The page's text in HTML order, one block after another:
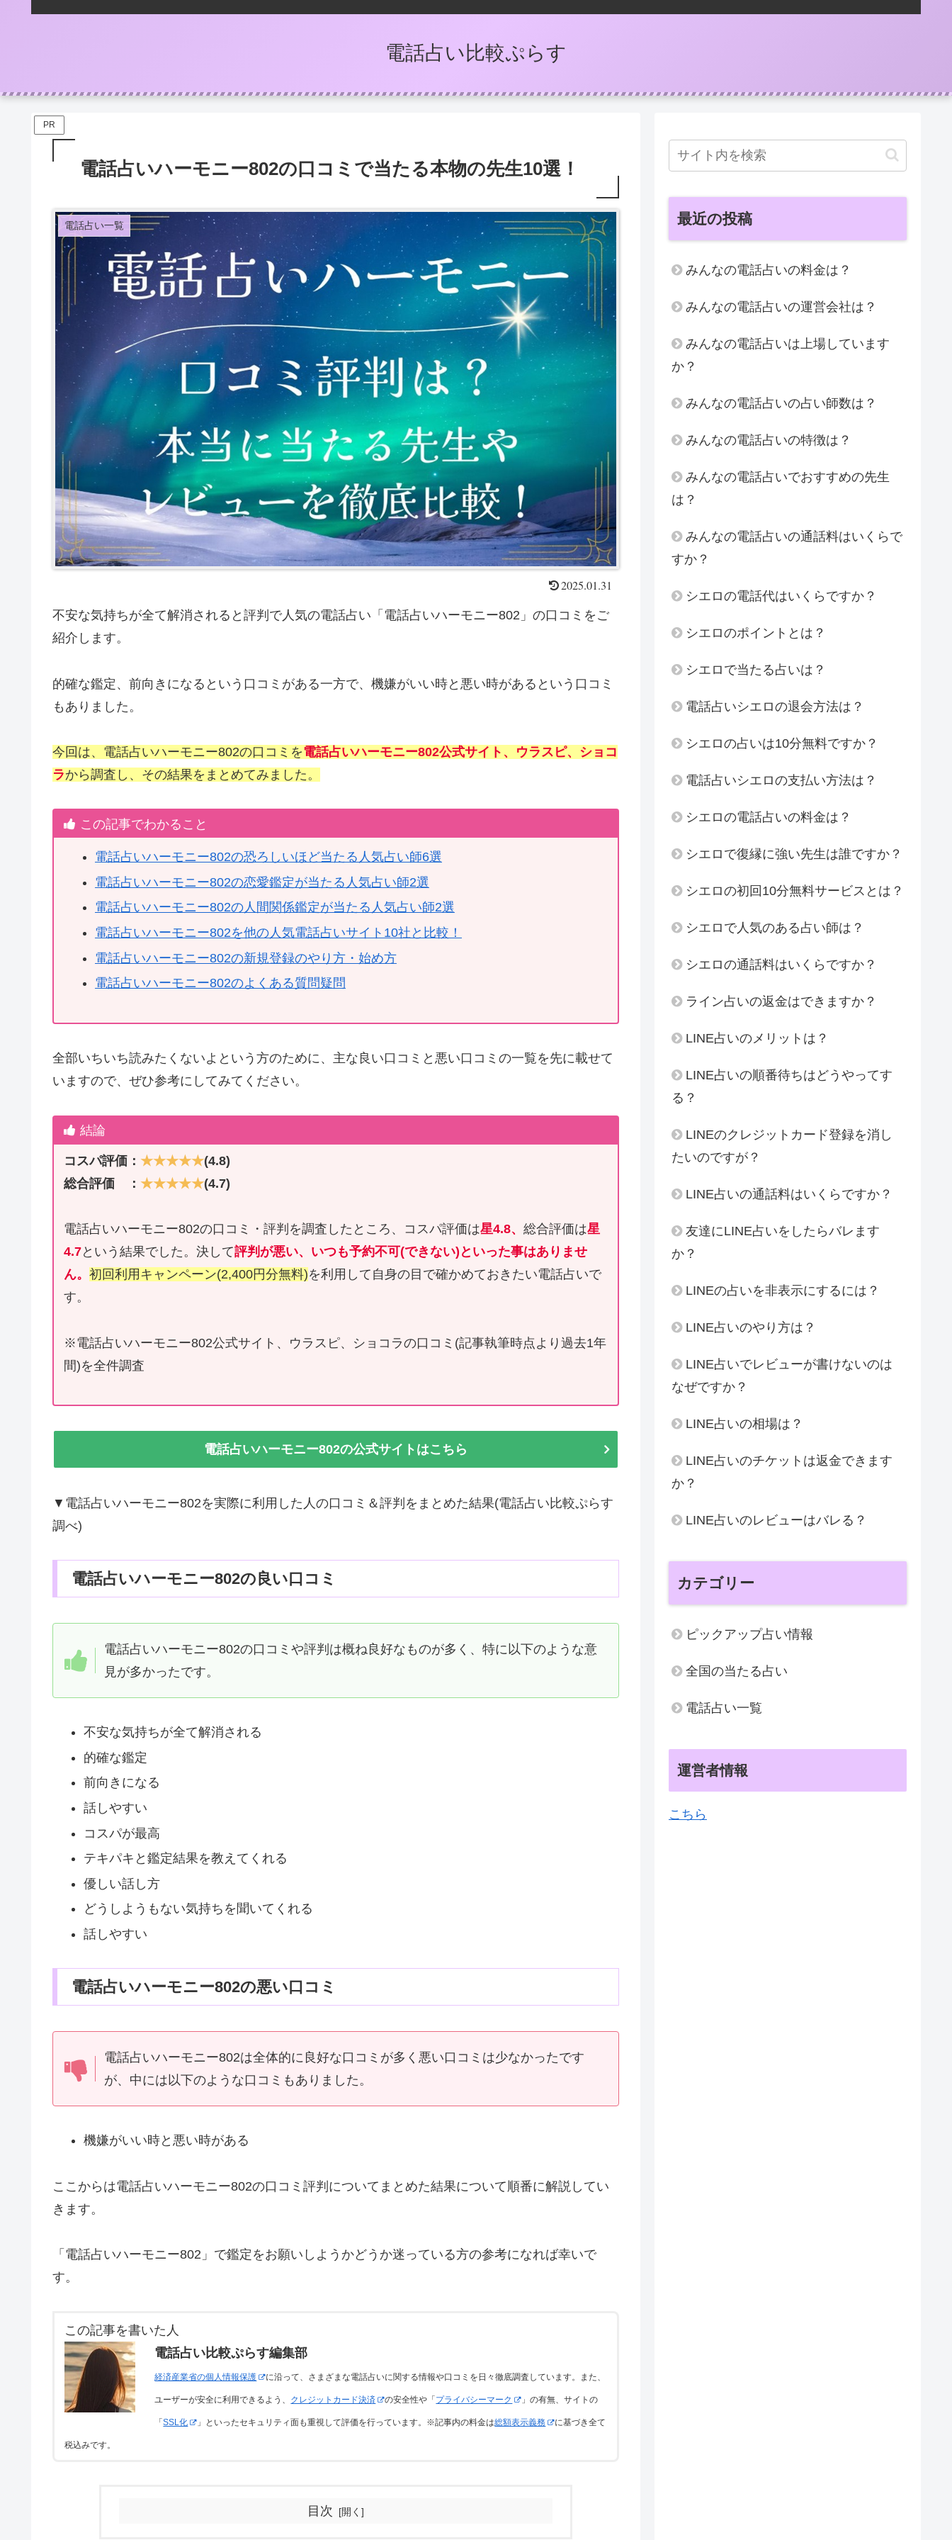
電話占い比較ぷらす
PR
電話占いハーモニー802の口コミで当たる本物の先生10選！
電話占い一覧
2025.01.31
不安な気持ちが全て解消されると評判で人気の電話占い「電話占いハーモニー802」の口コミをご
紹介します。
的確な鑑定、前向きになるという口コミがある一方で、機嫌がいい時と悪い時があるという口コミ
もありました。
今回は、電話占いハーモニー802の口コミを電話占いハーモニー802公式サイト、ウラスピ、ショコ
ラから調査し、その結果をまとめてみました。
この記事でわかること
電話占いハーモニー802の恐ろしいほど当たる人気占い師6選
電話占いハーモニー802の恋愛鑑定が当たる人気占い師2選
電話占いハーモニー802の人間関係鑑定が当たる人気占い師2選
電話占いハーモニー802を他の人気電話占いサイト10社と比較！
電話占いハーモニー802の新規登録のやり方・始め方
電話占いハーモニー802のよくある質問疑問
全部いちいち読みたくないよという方のために、主な良い口コミと悪い口コミの一覧を先に載せて
いますので、ぜひ参考にしてみてください。
結論
コスパ評価：★★★★★(4.8)
総合評価 ：★★★★★(4.7)
電話占いハーモニー802の口コミ・評判を調査したところ、コスパ評価は星4.8、総合評価は星
4.7という結果でした。決して評判が悪い、いつも予約不可(できない)といった事はありませ
ん。初回利用キャンペーン(2,400円分無料)を利用して自身の目で確かめておきたい電話占いで
す。
※電話占いハーモニー802公式サイト、ウラスピ、ショコラの口コミ(記事執筆時点より過去1年
間)を全件調査
電話占いハーモニー802の公式サイトはこちら
▼電話占いハーモニー802を実際に利用した人の口コミ＆評判をまとめた結果(電話占い比較ぷらす
調べ)
電話占いハーモニー802の良い口コミ
電話占いハーモニー802の口コミや評判は概ね良好なものが多く、特に以下のような意
見が多かったです。
不安な気持ちが全て解消される
的確な鑑定
前向きになる
話しやすい
コスパが最高
テキパキと鑑定結果を教えてくれる
優しい話し方
どうしようもない気持ちを聞いてくれる
話しやすい
電話占いハーモニー802の悪い口コミ
電話占いハーモニー802は全体的に良好な口コミが多く悪い口コミは少なかったです
が、中には以下のような口コミもありました。
機嫌がいい時と悪い時がある
ここからは電話占いハーモニー802の口コミ評判についてまとめた結果について順番に解説してい
きます。
「電話占いハーモニー802」で鑑定をお願いしようかどうか迷っている方の参考になれば幸いで
す。
この記事を書いた人
電話占い比較ぷらす編集部
経済産業省の個人情報保護 に沿って、さまざまな電話占いに関する情報や口コミを日々徹底調査しています。また、
ユーザーが安全に利用できるよう、 クレジットカード決済 の安全性や「プライバシーマーク 」の有無、サイトの
「SSL化 」といったセキュリティ面も重視して評価を行っています。※記事内の料金は総額表示義務 に基づき全て
税込みです。
目次
最近の投稿
みんなの電話占いの料金は？
みんなの電話占いの運営会社は？
みんなの電話占いは上場しています
か？
みんなの電話占いの占い師数は？
みんなの電話占いの特徴は？
みんなの電話占いでおすすめの先生
は？
みんなの電話占いの通話料はいくらで
すか？
シエロの電話代はいくらですか？
シエロのポイントとは？
シエロで当たる占いは？
電話占いシエロの退会方法は？
シエロの占いは10分無料ですか？
電話占いシエロの支払い方法は？
シエロの電話占いの料金は？
シエロで復縁に強い先生は誰ですか？
シエロの初回10分無料サービスとは？
シエロで人気のある占い師は？
シエロの通話料はいくらですか？
ライン占いの返金はできますか？
LINE占いのメリットは？
LINE占いの順番待ちはどうやってす
る？
LINEのクレジットカード登録を消し
たいのですが？
LINE占いの通話料はいくらですか？
友達にLINE占いをしたらバレます
か？
LINEの占いを非表示にするには？
LINE占いのやり方は？
LINE占いでレビューが書けないのは
なぜですか？
LINE占いの相場は？
LINE占いのチケットは返金できます
か？
LINE占いのレビューはバレる？
カテゴリー
ピックアップ占い情報
全国の当たる占い
電話占い一覧
運営者情報
こちら